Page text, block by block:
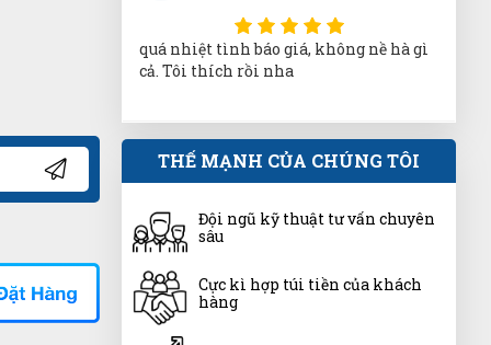
PP
Phạm Hoàng Phúc
(Đánh giá 1 năm trước)
Tuyệt vời còn gì bằng, rất ok lắm luôn
TV
Thanh Việt
Bảo 2 -3 hôm mới nhận được mà trong
chiều có luôn. Quá vip pro
THẾ MẠNH CỦA CHÚNG TÔI
Đội ngũ kỹ thuật tư vấn chuyên
sâu
Cực kì hợp túi tiền của khách
hàng